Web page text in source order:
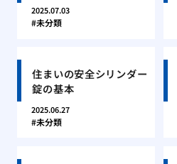
2025.07.03
未分類
住まいの安全シリンダー
錠の基本
2025.06.27
未分類